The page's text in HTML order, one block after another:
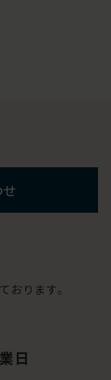
ります。
日